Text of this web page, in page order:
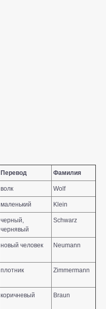
Перевод Фамилия
волк Wolf
маленький Klein
черный,
чернявый
Schwarz
новый человек Neumann
плотник Zimmermann
коричневый Braun